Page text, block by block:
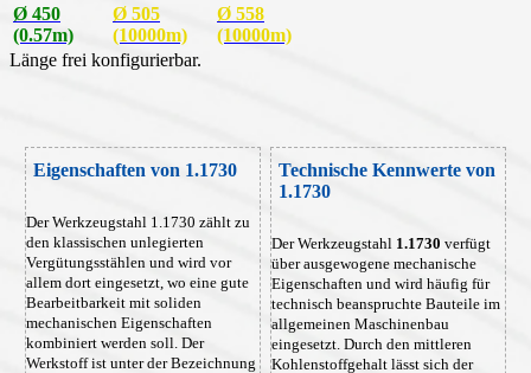
Ø 450
(0.57m)
Ø 505
(10000m)
Ø 558
(10000m)
Länge frei konfigurierbar.
Eigenschaften von 1.1730
Der Werkzeugstahl 1.1730 zählt zu
den klassischen unlegierten
Vergütungsstählen und wird vor
allem dort eingesetzt, wo eine gute
Bearbeitbarkeit mit soliden
mechanischen Eigenschaften
kombiniert werden soll. Der
Werkstoff ist unter der Bezeichnung
Technische Kennwerte von
1.1730
Der Werkzeugstahl 1.1730 verfügt
über ausgewogene mechanische
Eigenschaften und wird häufig für
technisch beanspruchte Bauteile im
allgemeinen Maschinenbau
eingesetzt. Durch den mittleren
Kohlenstoffgehalt lässt sich der